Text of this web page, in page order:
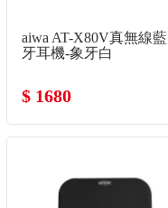
aiwa AT-X80V真無線藍
牙耳機-象牙白
$ 1680